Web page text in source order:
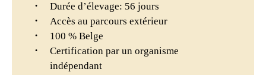
Durée d’élevage: 56 jours
Accès au parcours extérieur
100 % Belge
Certification par un organisme
indépendant